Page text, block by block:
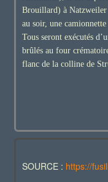
Brouillard) à
au soir, une
Tous seront exécutés
brûlés au four
flanc de la colline de
SOURCE : https://